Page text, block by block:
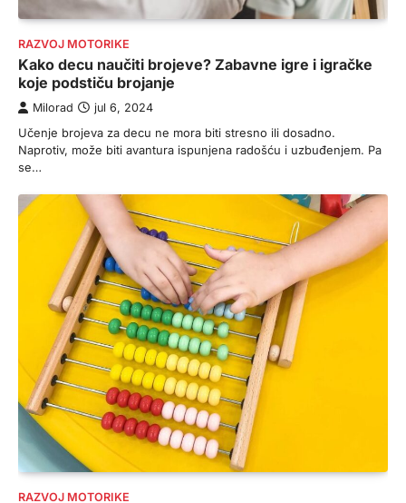
RAZVOJ MOTORIKE
Kako decu naučiti brojeve? Zabavne igre i igračke
koje podstiču brojanje
Milorad jul 6, 2024
Učenje brojeva za decu ne mora biti stresno ili dosadno.
Naprotiv, može biti avantura ispunjena radošću i uzbuđenjem. Pa
se…
RAZVOJ MOTORIKE